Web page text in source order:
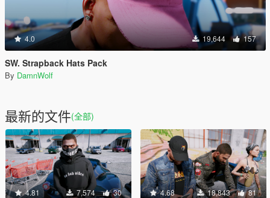
4.0 19,644 157
SW. Strapback Hats Pack
By DamnWolf
最新的文件(全部)
4.81 7,574 30 4.68 18,843 81